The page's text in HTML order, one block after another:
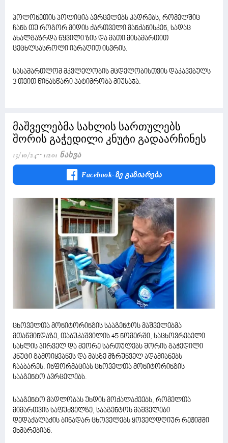
პოლონეთის პოლიცია ავრცელებს კადრებს, რომელშიც
ჩანს თუ როგორ მიდის ქართველი მანქანისკენ, სადაც
ახალგაზრდა წყვილი ზის და მათი მისამართით
ცეცხლსასროლი იარაღით ისვრის.
სასამართლომ მკვლელობის მცდელობისთვის დაკავებულს
3 თვით წინასწარი პატიმრობა მიუსაჯა.
მაშველებმა სახლის სართულებს
შორის გაჭედილი კნუტი გადაარჩინეს
15/10/24 11201 Ნახვა
Facebook-Ზე Გაზიარება
ცხოველთა მონიტორინგის სააგენტოს მაშველებმა
მთაწმინდაზე, თაბუკაშვილის 45 ნომერში, საცხოვრებელი
სახლის პირველ და მეორე სართულებს შორის გაჭედილი
კნუტი გამოიყვანეს და მასზე მზრუნველ ადამიანებს
ჩააბარეს. ინფორმაციას ცხოველთა მონიტორინგის
სააგენტო ავრცელებს.
სააგენტო მადლობას უხდის მოქალაქეებს, რომელთა
მიმართვის საფუძველზე, სააგენტოს მაშველები
დედაქალაქის ბინადარ ცხოველებს ყოველდღიურ რეჟიმში
ეხმარებიან.